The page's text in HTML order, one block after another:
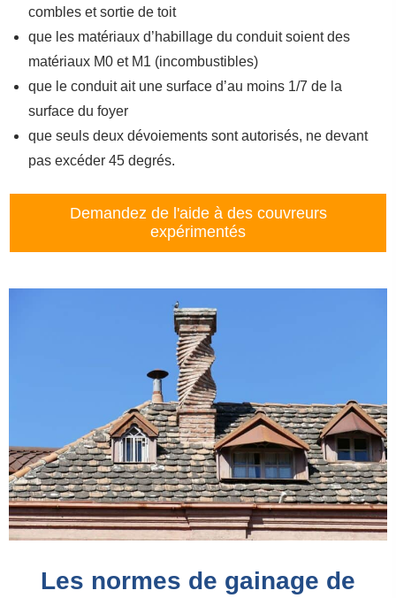
combles et sortie de toit
que les matériaux d’habillage du conduit soient des
matériaux M0 et M1 (incombustibles)
que le conduit ait une surface d’au moins 1/7 de la
surface du foyer
que seuls deux dévoiements sont autorisés, ne devant
pas excéder 45 degrés.
Demandez de l'aide à des couvreurs
expérimentés
Les normes de gainage de